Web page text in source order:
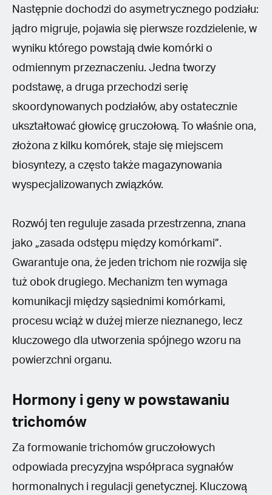
Następnie dochodzi do asymetrycznego podziału:
jądro migruje, pojawia się pierwsze rozdzielenie, w
wyniku którego powstają dwie komórki o
odmiennym przeznaczeniu. Jedna tworzy
podstawę, a druga przechodzi serię
skoordynowanych podziałów, aby ostatecznie
ukształtować głowicę gruczołową. To właśnie ona,
złożona z kilku komórek, staje się miejscem
biosyntezy, a często także magazynowania
wyspecjalizowanych związków.
Rozwój ten reguluje zasada przestrzenna, znana
jako „zasada odstępu między komórkami”.
Gwarantuje ona, że jeden trichom nie rozwija się
tuż obok drugiego. Mechanizm ten wymaga
komunikacji między sąsiednimi komórkami,
procesu wciąż w dużej mierze nieznanego, lecz
kluczowego dla utworzenia spójnego wzoru na
powierzchni organu.
Hormony i geny w powstawaniu
trichomów
Za formowanie trichomów gruczołowych
odpowiada precyzyjna współpraca sygnałów
hormonalnych i regulacji genetycznej. Kluczową